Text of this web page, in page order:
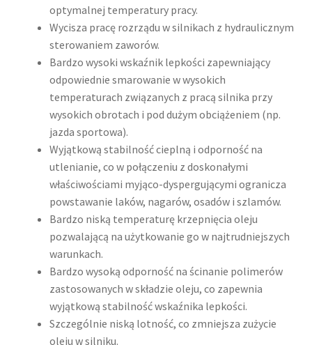
optymalnej temperatury pracy.
Wycisza pracę rozrządu w silnikach z hydraulicznym
sterowaniem zaworów.
Bardzo wysoki wskaźnik lepkości zapewniający
odpowiednie smarowanie w wysokich
temperaturach związanych z pracą silnika przy
wysokich obrotach i pod dużym obciążeniem (np.
jazda sportowa).
Wyjątkową stabilność cieplną i odporność na
utlenianie, co w połączeniu z doskonałymi
właściwościami myjąco-dyspergującymi ogranicza
powstawanie laków, nagarów, osadów i szlamów.
Bardzo niską temperaturę krzepnięcia oleju
pozwalającą na użytkowanie go w najtrudniejszych
warunkach.
Bardzo wysoką odporność na ścinanie polimerów
zastosowanych w składzie oleju, co zapewnia
wyjątkową stabilność wskaźnika lepkości.
Szczególnie niską lotność, co zmniejsza zużycie
oleju w silniku.